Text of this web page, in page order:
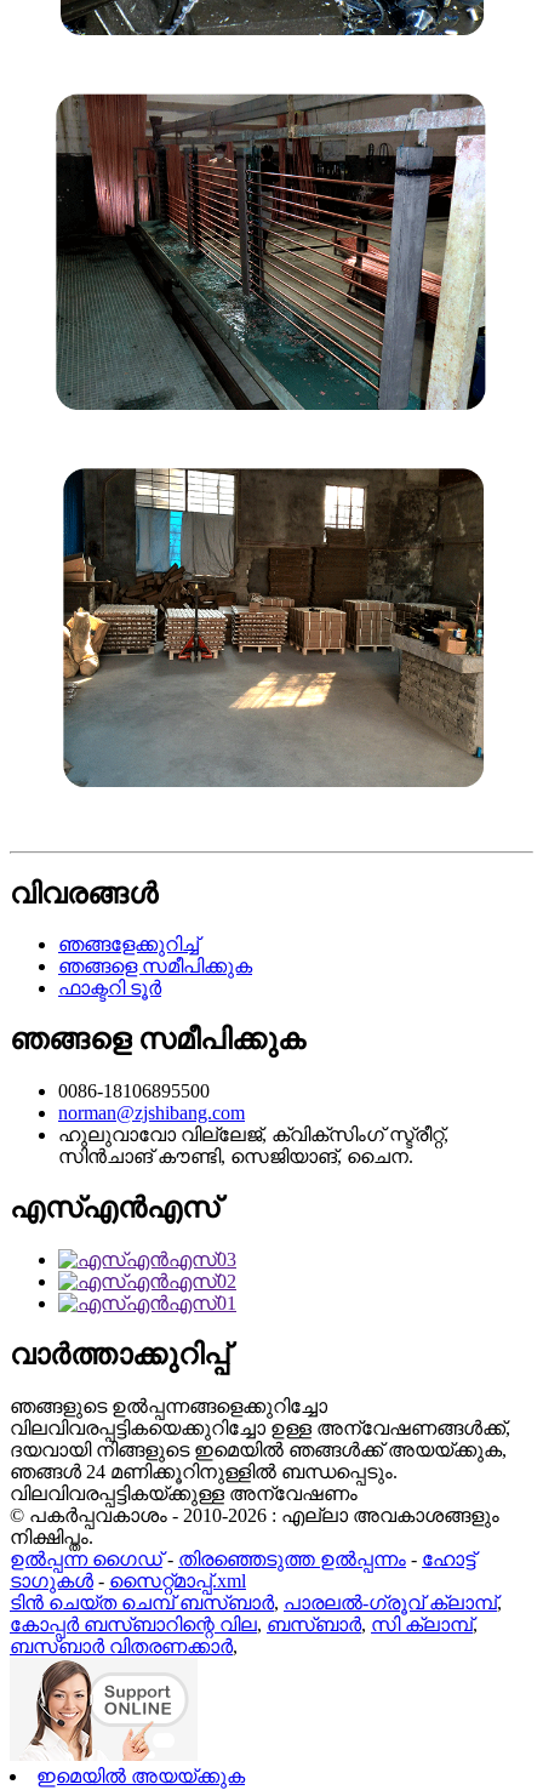
വിവരങ്ങൾ
ഞങ്ങളേക്കുറിച്ച്
ഞങ്ങളെ സമീപിക്കുക
ഫാക്ടറി ടൂർ
ഞങ്ങളെ സമീപിക്കുക
0086-18106895500
norman@zjshibang.com
ഹുലുവാവോ വില്ലേജ്, ക്വിക്സിംഗ് സ്ട്രീറ്റ്,
സിൻചാങ് കൗണ്ടി, സെജിയാങ്, ചൈന.
എസ്എൻഎസ്
വാർത്താക്കുറിപ്പ്
ഞങ്ങളുടെ ഉൽപ്പന്നങ്ങളെക്കുറിച്ചോ
വിലവിവരപ്പട്ടികയെക്കുറിച്ചോ ഉള്ള അന്വേഷണങ്ങൾക്ക്,
ദയവായി നിങ്ങളുടെ ഇമെയിൽ ഞങ്ങൾക്ക് അയയ്ക്കുക,
ഞങ്ങൾ 24 മണിക്കൂറിനുള്ളിൽ ബന്ധപ്പെടും.
വിലവിവരപ്പട്ടികയ്ക്കുള്ള അന്വേഷണം
© പകർപ്പവകാശം - 2010-2026 : എല്ലാ അവകാശങ്ങളും
നിക്ഷിപ്തം.
ഉൽപ്പന്ന ഗൈഡ്- തിരഞ്ഞെടുത്ത ഉൽപ്പന്നം - ഹോട്ട്
ടാഗുകൾ - സൈറ്റ്മാപ്പ്.xml
ടിൻ ചെയ്ത ചെമ്പ് ബസ്ബാർ, പാരലൽ-ഗ്രൂവ് ക്ലാമ്പ്,
കോപ്പർ ബസ്ബാറിന്റെ വില, ബസ്ബാർ, സി ക്ലാമ്പ്,
ബസ്ബാർ വിതരണക്കാർ,
ഇമെയിൽ അയയ്ക്കുക